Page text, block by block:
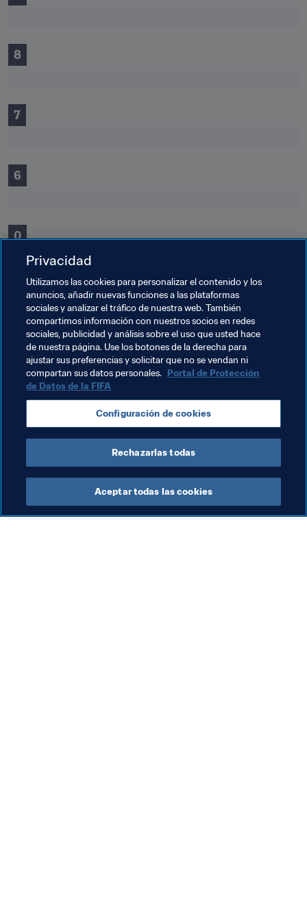
8
7
6
0
Temas relacionados
Argentina Chile England France
Alemania Portugal España Netherlands
Cameroon Serbia México Morocco
Italy Belarus Vanuatu Latvia
Privacidad
Utilizamos las cookies para personalizar el contenido y los
anuncios, añadir nuevas funciones a las plataformas
sociales y analizar el tráfico de nuestra web. También
compartimos información con nuestros socios en redes
sociales, publicidad y análisis sobre el uso que usted hace
de nuestra página. Use los botones de la derecha para
ajustar sus preferencias y solicitar que no se vendan ni
compartan sus datos personales. Portal de Protección
de Datos de la FIFA
Configuración de cookies
Rechazarlas todas
Aceptar todas las cookies